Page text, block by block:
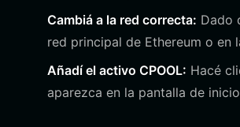
Cambiá a la red correcta: Dado
red principal de Ethereum o en
Añadí el activo CPOOL: Hacé
aparezca en la pantalla de